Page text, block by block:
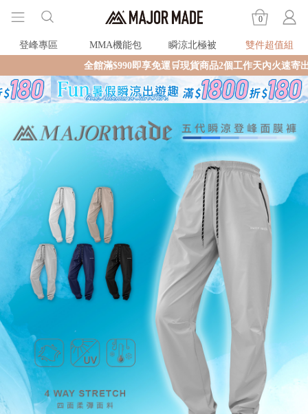
0
登峰專區 MMA機能包 瞬涼北極被
雙件超值組
全館滿$990即享免運🛒現貨商品2個工作天內火速寄出🚚滿額再送限量